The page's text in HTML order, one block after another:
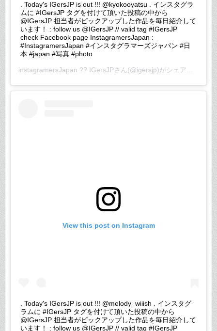
. Today's IGersJP is out !!! @kyokooyatsu . インスタグラ
ムに #IGersJP タグを付けて頂いた投稿の中から
@IGersJP 担当者がピックアップした作品を毎日紹介して
います！ : follow us @IGersJP // valid tag #IGersJP
check Facebook page InstagramersJapan :
#InstagramersJapan #インスタグラマーズジャパン #日
本 #japan #写真 #photo
instagramersJapan ?? IGersJPさん(@igersjp)がシェアした投稿 –
View this post on Instagram
. Today's IGersJP is out !!! @melody_wiiish . インスタグ
ラムに #IGersJP タグを付けて頂いた投稿の中から
@IGersJP 担当者がピックアップした作品を毎日紹介して
います！ : follow us @IGersJP // valid tag #IGersJP